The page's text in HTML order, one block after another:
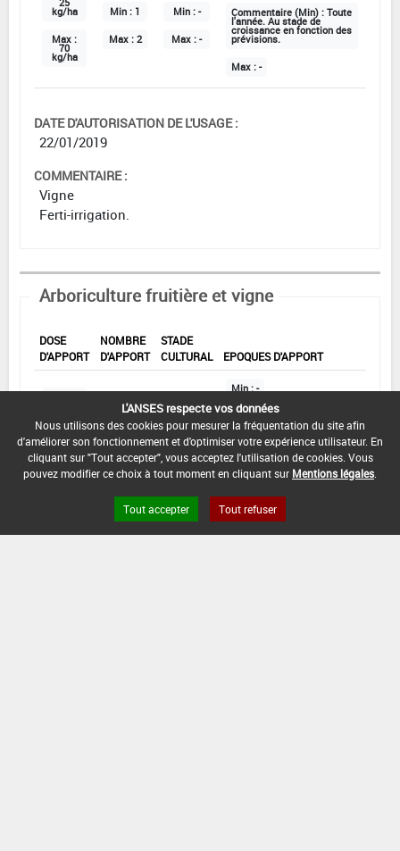
25
kg/ha
Max :
70
kg/ha
Min : 1
Max : 2
Min : -
Max : -
Commentaire (Min) : Toute
l'année. Au stade de
croissance en fonction des
prévisions.
Max : -
DATE D'AUTORISATION DE L'USAGE :
22/01/2019
COMMENTAIRE :
Vigne
Ferti-irrigation.
Arboriculture fruitière et vigne
DOSE
D'APPORT
NOMBRE
D'APPORT
STADE
CULTURAL
EPOQUES D'APPORT
Max :
70
kg/ha
Min :1
Max :2
Min :-
Max :-
Min :-
Commentaire (Min) :
l'année. Au stade de
croissance en fonction des
prévisions.
Max :-
DATE D'AUTORISATION DE L'USAGE :
L'ANSES respecte vos données
Nous utilisons des cookies pour mesurer la fréquentation du site afin
d'améliorer son fonctionnement et d'optimiser votre expérience utilisateur. En
cliquant sur "Tout accepter", vous acceptez l'utilisation de cookies. Vous
pouvez modifier ce choix à tout moment en cliquant sur Mentions légales
Tout accepter Tout refuser